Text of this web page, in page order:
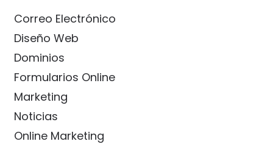
Correo Electrónico
Diseño Web
Dominios
Formularios Online
Marketing
Noticias
Online Marketing